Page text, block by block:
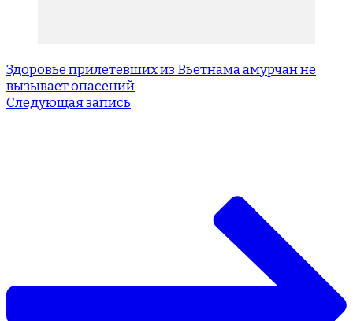
Здоровье прилетевших из Вьетнама амурчан не
вызывает опасений
Следующая запись